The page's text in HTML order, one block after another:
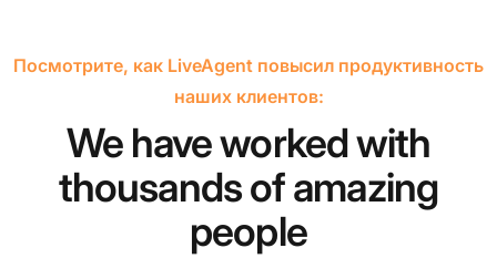
Посмотрите, как LiveAgent повысил продуктивность
наших клиентов:
We have worked with
thousands of amazing
people